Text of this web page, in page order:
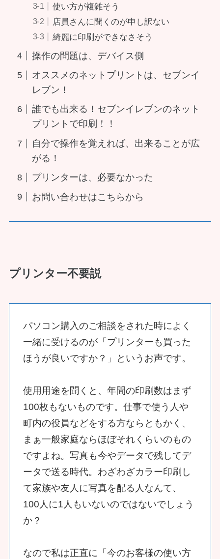
使い方が複雑そう
店員さんに聞くのが申し訳ない
綺麗に印刷ができなさそう
操作の問題は、デバイス側
オススメのネットプリントは、セブンイ
レブン！
誰でも出来る！セブンイレブンのネット
プリントで印刷！！
自分で操作を覚えれば、出来ることが広
がる！
プリンターは、必要なかった
お問い合わせはこちらから
プリンター不要説
パソコン購入のご相談をされた時によく
一緒に受けるのが「プリンターも買った
ほうが良いですか？」というお声です。
使用用途を聞くと、年間の印刷数はまず
100枚もないものです。仕事で使う人や
町内の役員などをする方ならともかく、
まぁ一般家庭ならほぼそれくらいのもの
ですよね。写真も今やデータで残してデ
ータで送る時代。わざわざカラー印刷し
て家族や友人に写真を配る人なんて、
100人に1人もいないのではないでしょう
か？
なので私は正直に「今のお客様の使い方